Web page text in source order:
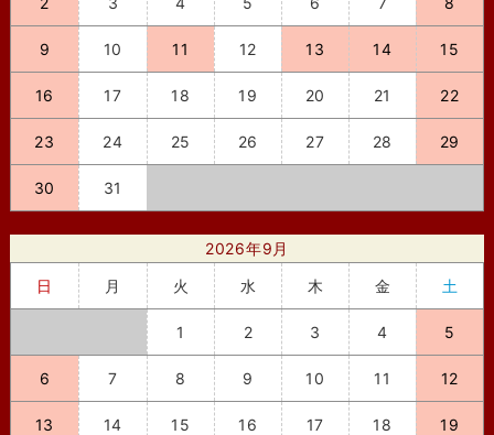
9 10 11 12 13 14 15
16 17 18 19 20 21 22
23 24 25 26 27 28 29
30 31
2026年9月
日
月 火 水 木 金 土
1 2 3 4 5
6 7 8 9 10 11 12
13 14 15 16 17 18 19